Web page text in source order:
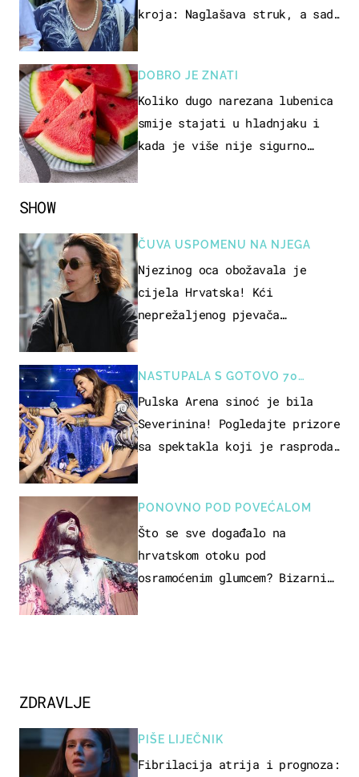
SHOW
ČUVA USPOMENU NA NJEGA
Njezinog oca obožavala je
cijela Hrvatska! Kći
neprežaljenog pjevača
NASTUPALA S GOTOVO 70
GLAZBENIKA
Pulska Arena sinoć je bila
Severinina! Pogledajte prizore
sa spektakla koji je rasprodan
PONOVNO POD POVEĆALOM
Što se sve događalo na
hrvatskom otoku pod
osramoćenim glumcem? Bizarni
ZDRAVLJE
PIŠE LIJEČNIK
Fibrilacija atrija i prognoza:
kroja: Naglašava struk, a sada
DOBRO JE ZNATI
Koliko dugo narezana lubenica
smije stajati u hladnjaku i
kada je više nije sigurno